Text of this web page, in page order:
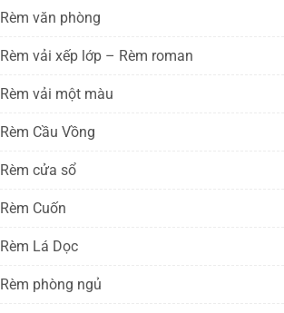
Rèm văn phòng
Rèm vải xếp lớp – Rèm roman
Rèm vải một màu
Rèm Cầu Vồng
Rèm cửa sổ
Rèm Cuốn
Rèm Lá Dọc
Rèm phòng ngủ